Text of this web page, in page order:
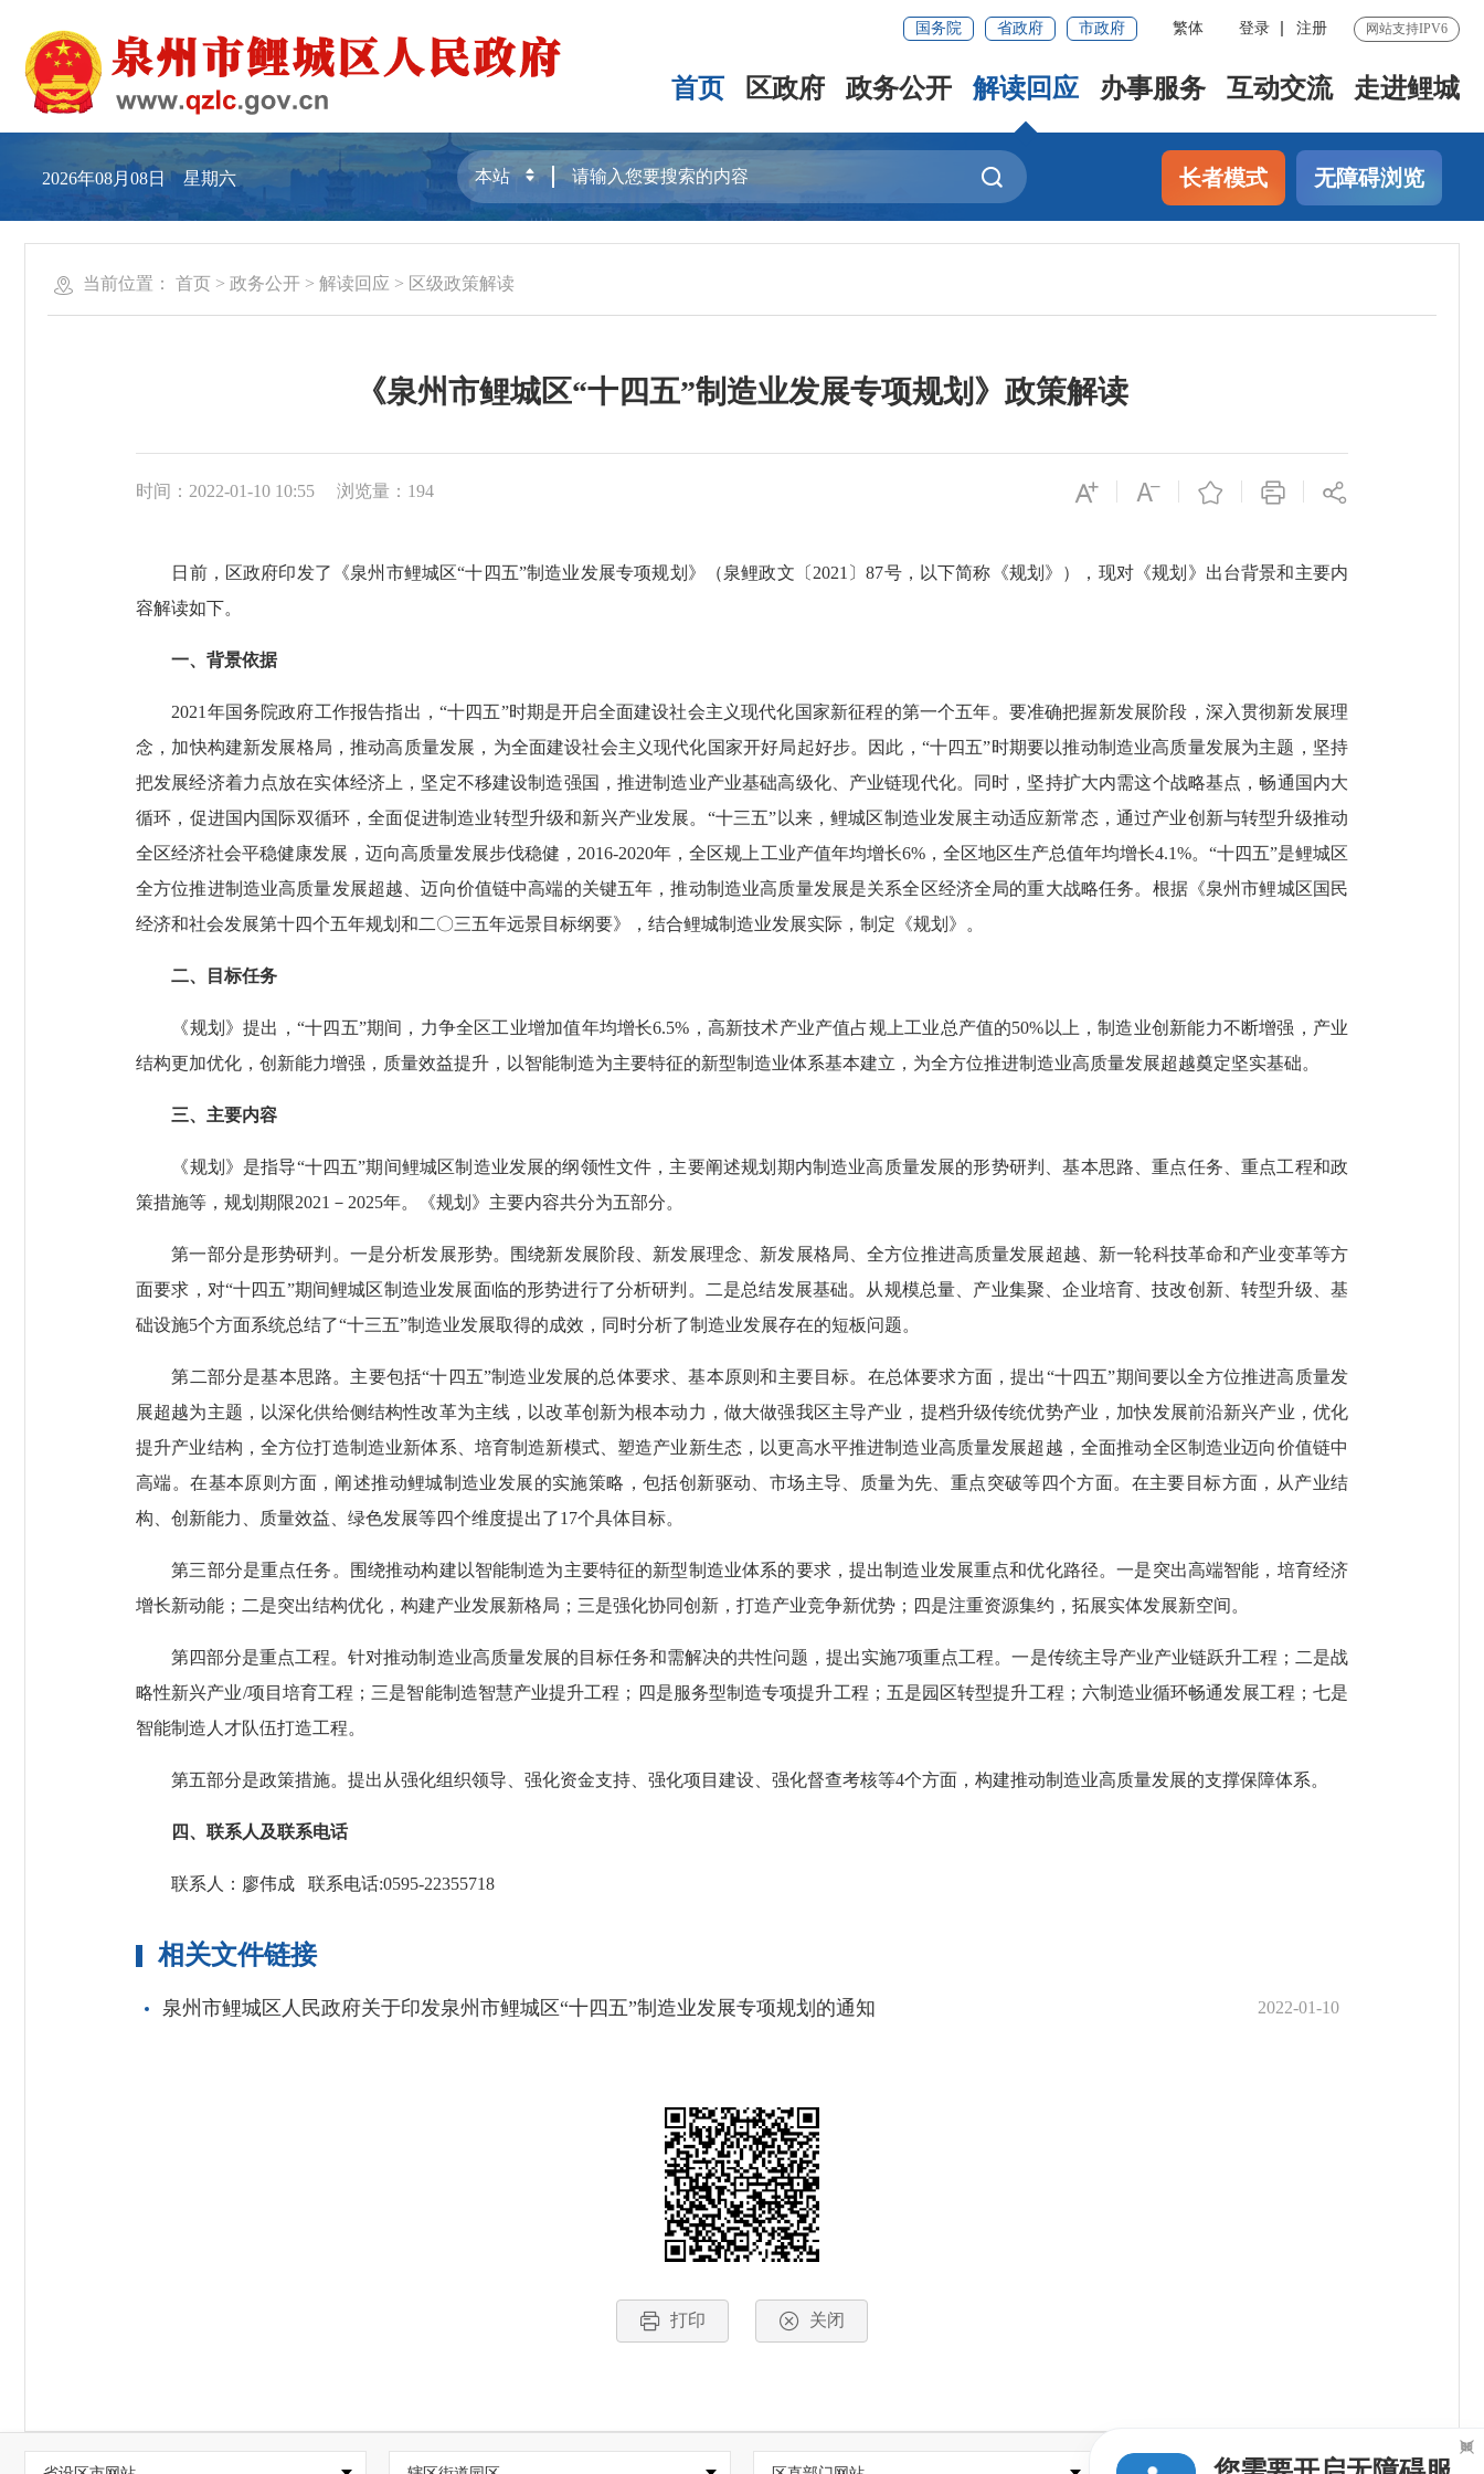
国务院 省政府 市政府 繁体 登录 注册 网站支持IPV6
首页 区政府 政务公开 解读回应 办事服务 互动交流 走进鲤城
2026年08月08日 星期六 长者模式 无障碍浏览
当前位置： 首页 > 政务公开 > 解读回应 > 区级政策解读
《泉州市鲤城区“十四五”制造业发展专项规划》政策解读
时间：2022-01-10 10:55 浏览量： 194
日前，区政府印发了《泉州市鲤城区“十四五”制造业发展专项规划》（泉鲤政文〔2021〕87号，以下简称《规划》），现对《规划》出台背景和主要内
容解读如下。
一、背景依据
2021年国务院政府工作报告指出，“十四五”时期是开启全面建设社会主义现代化国家新征程的第一个五年。要准确把握新发展阶段，深入贯彻新发展理
念，加快构建新发展格局，推动高质量发展，为全面建设社会主义现代化国家开好局起好步。因此，“十四五”时期要以推动制造业高质量发展为主题，坚持
把发展经济着力点放在实体经济上，坚定不移建设制造强国，推进制造业产业基础高级化、产业链现代化。同时，坚持扩大内需这个战略基点，畅通国内大
循环，促进国内国际双循环，全面促进制造业转型升级和新兴产业发展。“十三五”以来，鲤城区制造业发展主动适应新常态，通过产业创新与转型升级推动
全区经济社会平稳健康发展，迈向高质量发展步伐稳健，2016-2020年，全区规上工业产值年均增长6%，全区地区生产总值年均增长4.1%。“十四五”是鲤城区
全方位推进制造业高质量发展超越、迈向价值链中高端的关键五年，推动制造业高质量发展是关系全区经济全局的重大战略任务。根据《泉州市鲤城区国民
经济和社会发展第十四个五年规划和二〇三五年远景目标纲要》，结合鲤城制造业发展实际，制定《规划》。
二、目标任务
《规划》提出，“十四五”期间，力争全区工业增加值年均增长6.5%，高新技术产业产值占规上工业总产值的50%以上，制造业创新能力不断增强，产业
结构更加优化，创新能力增强，质量效益提升，以智能制造为主要特征的新型制造业体系基本建立，为全方位推进制造业高质量发展超越奠定坚实基础。
三、主要内容
《规划》是指导“十四五”期间鲤城区制造业发展的纲领性文件，主要阐述规划期内制造业高质量发展的形势研判、基本思路、重点任务、重点工程和政
策措施等，规划期限2021－2025年。《规划》主要内容共分为五部分。
第一部分是形势研判。一是分析发展形势。围绕新发展阶段、新发展理念、新发展格局、全方位推进高质量发展超越、新一轮科技革命和产业变革等方
面要求，对“十四五”期间鲤城区制造业发展面临的形势进行了分析研判。二是总结发展基础。从规模总量、产业集聚、企业培育、技改创新、转型升级、基
础设施5个方面系统总结了“十三五”制造业发展取得的成效，同时分析了制造业发展存在的短板问题。
第二部分是基本思路。主要包括“十四五”制造业发展的总体要求、基本原则和主要目标。在总体要求方面，提出“十四五”期间要以全方位推进高质量发
展超越为主题，以深化供给侧结构性改革为主线，以改革创新为根本动力，做大做强我区主导产业，提档升级传统优势产业，加快发展前沿新兴产业，优化
提升产业结构，全方位打造制造业新体系、培育制造新模式、塑造产业新生态，以更高水平推进制造业高质量发展超越，全面推动全区制造业迈向价值链中
高端。在基本原则方面，阐述推动鲤城制造业发展的实施策略，包括创新驱动、市场主导、质量为先、重点突破等四个方面。在主要目标方面，从产业结
构、创新能力、质量效益、绿色发展等四个维度提出了17个具体目标。
第三部分是重点任务。围绕推动构建以智能制造为主要特征的新型制造业体系的要求，提出制造业发展重点和优化路径。一是突出高端智能，培育经济
增长新动能；二是突出结构优化，构建产业发展新格局；三是强化协同创新，打造产业竞争新优势；四是注重资源集约，拓展实体发展新空间。
第四部分是重点工程。针对推动制造业高质量发展的目标任务和需解决的共性问题，提出实施7项重点工程。一是传统主导产业产业链跃升工程；二是战
略性新兴产业/项目培育工程；三是智能制造智慧产业提升工程；四是服务型制造专项提升工程；五是园区转型提升工程；六制造业循环畅通发展工程；七是
智能制造人才队伍打造工程。
第五部分是政策措施。提出从强化组织领导、强化资金支持、强化项目建设、强化督查考核等4个方面，构建推动制造业高质量发展的支撑保障体系。
四、联系人及联系电话
联系人：廖伟成 联系电话:0595-22355718
相关文件链接
泉州市鲤城区人民政府关于印发泉州市鲤城区“十四五”制造业发展专项规划的通知 2022-01-10
打印 关闭
